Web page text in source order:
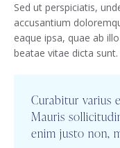
Sed ut perspiciatis,
accusantium
eaque ipsa, quae ab
beatae vitae dicta sunt.
Curabitur varius
Mauris
enim justo non,